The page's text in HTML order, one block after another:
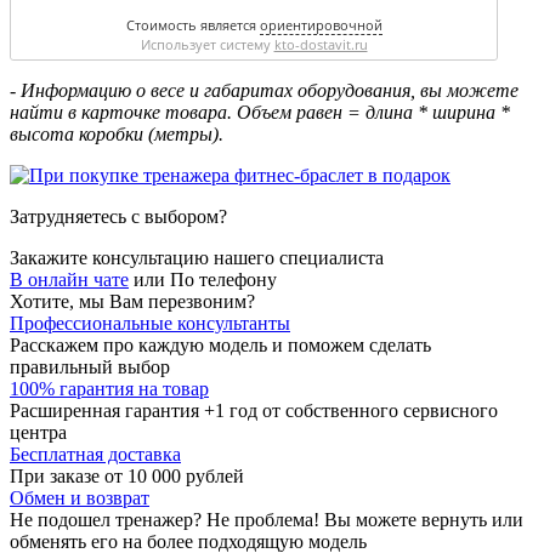
Стоимость является ориентировочной
Использует систему kto-dostavit.ru
- Информацию о весе и габаритах оборудования, вы можете
найти в карточке товара. Объем равен = длина * ширина *
высота коробки (метры).
Затрудняетесь с выбором?
Закажите консультацию нашего специалиста
В онлайн чате или По телефону
Хотите, мы Вам перезвоним?
Профессиональные консультанты
Расскажем про каждую модель и поможем сделать
правильный выбор
100% гарантия на товар
Расширенная гарантия +1 год от собственного сервисного
центра
Бесплатная доставка
При заказе от 10 000 рублей
Обмен и возврат
Не подошел тренажер? Не проблема! Вы можете вернуть или
обменять его на более подходящую модель